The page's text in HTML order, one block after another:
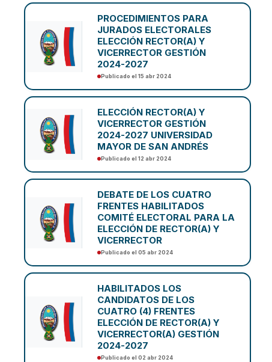
PROCEDIMIENTOS PARA
JURADOS ELECTORALES
ELECCIÓN RECTOR(A) Y
VICERRECTOR GESTIÓN
2024-2027
Publicado el 15 abr 2024
ELECCIÓN RECTOR(A) Y
VICERRECTOR GESTIÓN
2024-2027 UNIVERSIDAD
MAYOR DE SAN ANDRÉS
Publicado el 12 abr 2024
DEBATE DE LOS CUATRO
FRENTES HABILITADOS
COMITÉ ELECTORAL PARA LA
ELECCIÓN DE RECTOR(A) Y
VICERRECTOR
Publicado el 05 abr 2024
HABILITADOS LOS
CANDIDATOS DE LOS
CUATRO (4) FRENTES
ELECCIÓN DE RECTOR(A) Y
VICERRECTOR(A) GESTIÓN
2024-2027
Publicado el 02 abr 2024